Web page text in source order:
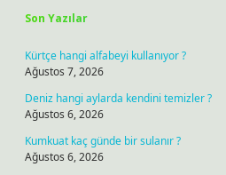
Son Yazılar
Kürtçe hangi alfabeyi kullanıyor ?
Ağustos 7, 2026
Deniz hangi aylarda kendini temizler ?
Ağustos 6, 2026
Kumkuat kaç günde bir sulanır ?
Ağustos 6, 2026